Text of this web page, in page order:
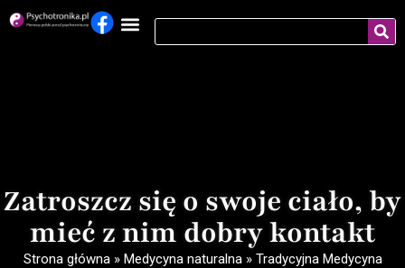
Zatroszcz się o swoje ciało, by
mieć z nim dobry kontakt
Strona główna» Medycyna naturalna» Tradycyjna Medycyna